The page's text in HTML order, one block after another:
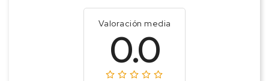
Valoración media
0.0